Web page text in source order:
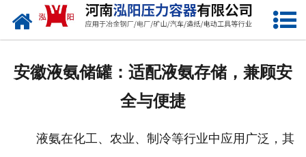
网站首页
安徽液氨储罐：适配液氨存储，兼顾安
全与便捷
液氨在化工、农业、制冷等行业中应用广泛，其